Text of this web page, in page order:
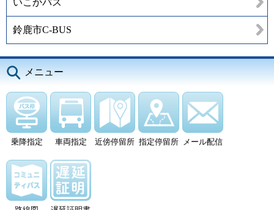
鈴鹿市C-BUS
メニュー
乗降指定 車両指定 近傍停留所 指定停留所 メール配信